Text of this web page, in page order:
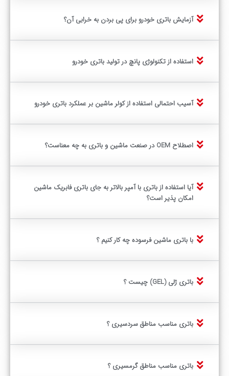
آزمایش باتری خودرو برای پی بردن به خرابی آن؟
استفاده از تکنولوژی پانچ در تولید باتری خودرو
آسیب احتمالی استفاده از کولر ماشین بر عملکرد باتری خودرو
اصطلاح OEM در صنعت ماشین و باتری به چه معناست؟
آیا استفاده از باتری با آمپر بالاتر به جای باتری فابریک ماشین
امکان پذیر است؟
با باتری ماشین فرسوده چه کار کنیم ؟
باتری ژلی (GEL) چیست ؟
باتری مناسب مناطق سردسیری ؟
باتری مناسب مناطق گرمسیری ؟